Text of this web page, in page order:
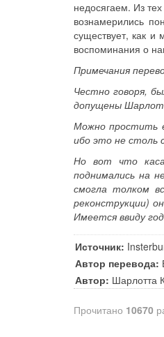
недосягаем. Из
вознамерились
существует, как и
воспоминания о
Примечания
Честно говоря,
допущены
Можно простить
ибо это не столь
Но вот что
поднимались на
смогла толком
реконструкции)
Имеется ввиду
Источник:
Автор перевода:
Автор: Шарлотта
Прочитано 10670